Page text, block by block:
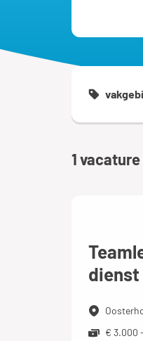
1vacature
dienst
€ 3.000